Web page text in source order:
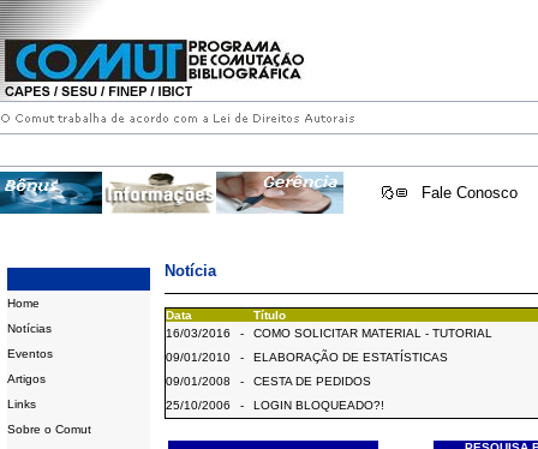
Fale Conosco
Home
Notícias
Eventos
Artigos
Links
Sobre o Comut
Notícia
Data
Título
16/03/2016
-
COMO SOLICITAR MATERIAL - TUTORIAL
09/01/2010
-
ELABORAÇÃO DE ESTATÍSTICAS
09/01/2008
-
CESTA DE PEDIDOS
25/10/2006
- LOGIN BLOQUEADO?!